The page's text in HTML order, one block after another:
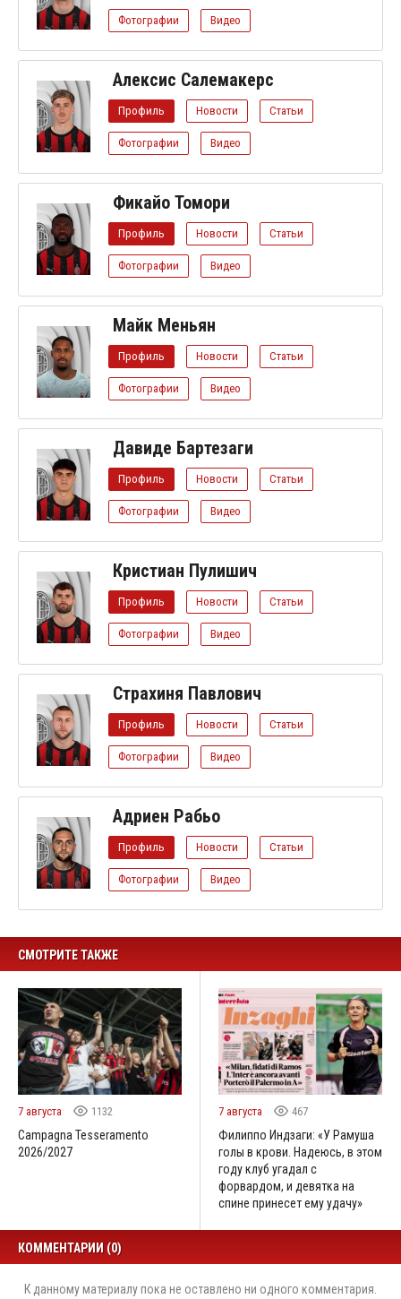
Фотографии Видео
Алексис Салемакерс
Профиль Новости Статьи
Фотографии Видео
Фикайо Томори
Профиль Новости Статьи
Фотографии Видео
Майк Меньян
Профиль Новости Статьи
Фотографии Видео
Давиде Бартезаги
Профиль Новости Статьи
Фотографии Видео
Кристиан Пулишич
Профиль Новости Статьи
Фотографии Видео
Страхиня Павлович
Профиль Новости Статьи
Фотографии Видео
Адриен Рабьо
Профиль Новости Статьи
Фотографии Видео
СМОТРИТЕ ТАКЖЕ
7 августа 1132
Campagna Tesseramento
2026/2027
7 августа 467
Филиппо Индзаги: «У Рамуша
голы в крови. Надеюсь, в этом
году клуб угадал с
форвардом, и девятка на
спине принесет ему удачу»
КОММЕНТАРИИ (0)
К данному материалу пока не оставлено ни одного комментария.